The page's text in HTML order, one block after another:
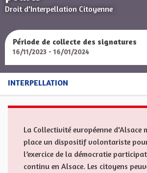
Droit d'Interpellation Citoyenne
Période de collecte des signatures
16/11/2023 - 16/01/2024
INTERPELLATION
La Collectivité européenne d'Alsace
place un dispositif volontariste
l’exercice de la démocratie
continu en Alsace. Les citoyens